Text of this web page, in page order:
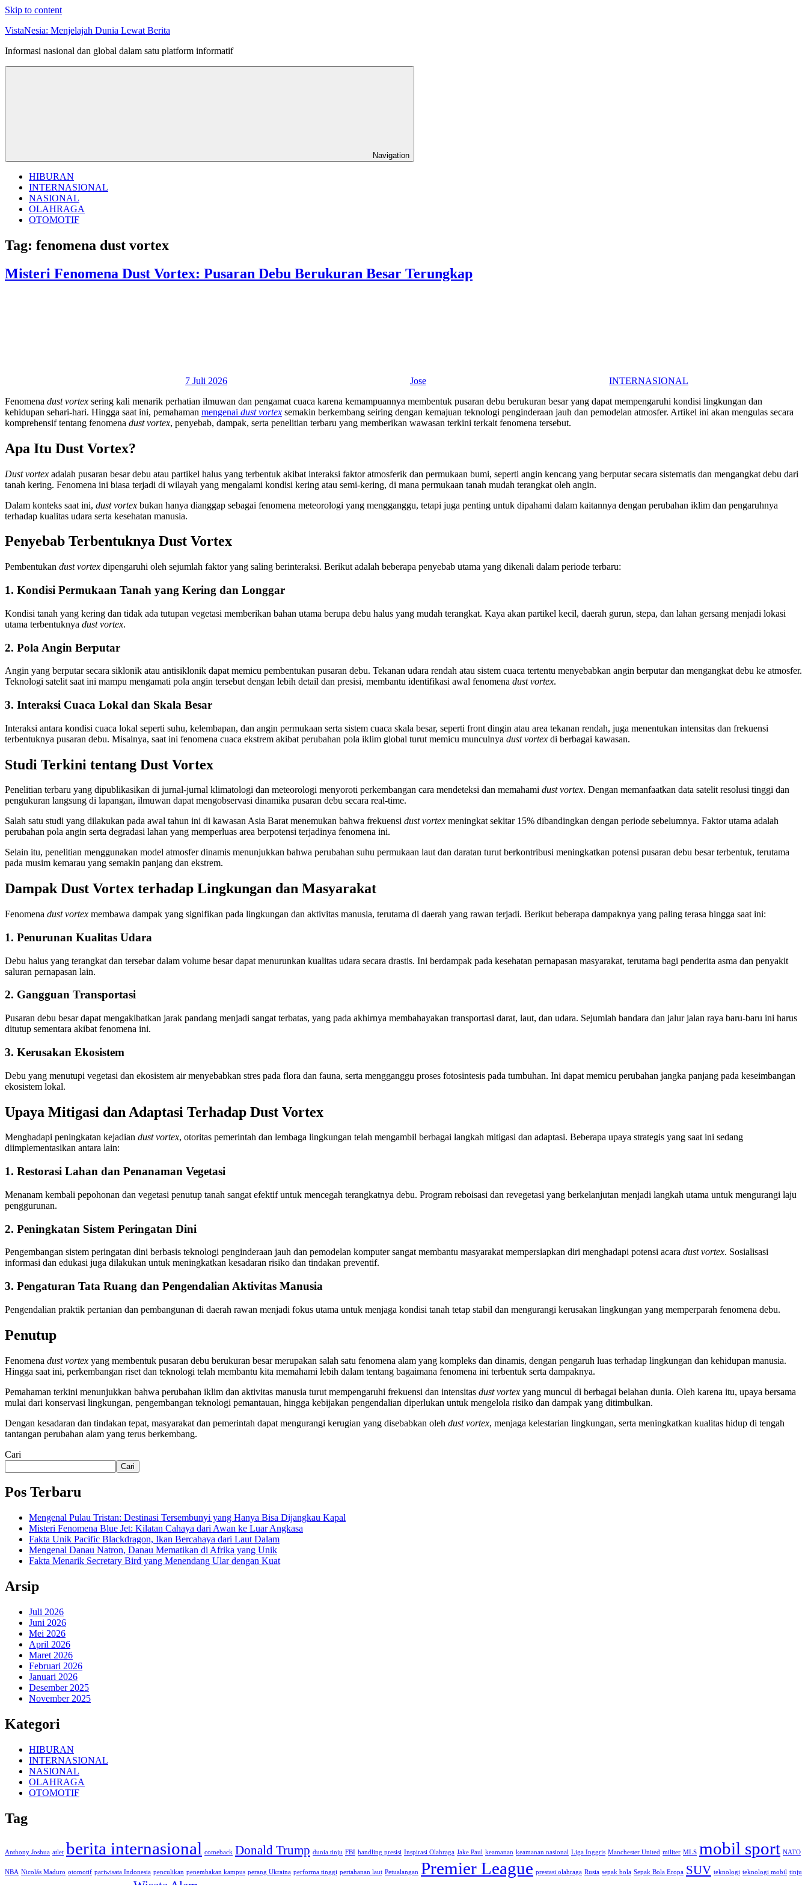
Skip to content
VistaNesia: Menjelajah Dunia Lewat Berita
Informasi nasional dan global dalam satu platform informatif
Navigation
HIBURAN
INTERNASIONAL
NASIONAL
OLAHRAGA
OTOMOTIF
Tag: fenomena dust vortex
Misteri Fenomena Dust Vortex: Pusaran Debu Berukuran Besar Terungkap
7 Juli 2026 Jose
INTERNASIONAL
Fenomena dust vortex sering kali menarik perhatian ilmuwan dan pengamat cuaca karena kemampuannya membentuk pusaran debu berukuran besar yang dapat mempengaruhi kondisi lingkungan dan
kehidupan sehari-hari. Hingga saat ini, pemahaman mengenai dust vortex semakin berkembang seiring dengan kemajuan teknologi penginderaan jauh dan pemodelan atmosfer. Artikel ini akan mengulas secara
komprehensif tentang fenomena dust vortex, penyebab, dampak, serta penelitian terbaru yang memberikan wawasan terkini terkait fenomena tersebut.
Apa Itu Dust Vortex?
Dust vortex adalah pusaran besar debu atau partikel halus yang terbentuk akibat interaksi faktor atmosferik dan permukaan bumi, seperti angin kencang yang berputar secara sistematis dan mengangkat debu dari
tanah kering. Fenomena ini biasa terjadi di wilayah yang mengalami kondisi kering atau semi-kering, di mana permukaan tanah mudah terangkat oleh angin.
Dalam konteks saat ini, dust vortex bukan hanya dianggap sebagai fenomena meteorologi yang mengganggu, tetapi juga penting untuk dipahami dalam kaitannya dengan perubahan iklim dan pengaruhnya
terhadap kualitas udara serta kesehatan manusia.
Penyebab Terbentuknya Dust Vortex
Pembentukan dust vortex dipengaruhi oleh sejumlah faktor yang saling berinteraksi. Berikut adalah beberapa penyebab utama yang dikenali dalam periode terbaru:
1. Kondisi Permukaan Tanah yang Kering dan Longgar
Kondisi tanah yang kering dan tidak ada tutupan vegetasi memberikan bahan utama berupa debu halus yang mudah terangkat. Kaya akan partikel kecil, daerah gurun, stepa, dan lahan gersang menjadi lokasi
utama terbentuknya dust vortex.
2. Pola Angin Berputar
Angin yang berputar secara siklonik atau antisiklonik dapat memicu pembentukan pusaran debu. Tekanan udara rendah atau sistem cuaca tertentu menyebabkan angin berputar dan mengangkat debu ke atmosfer.
Teknologi satelit saat ini mampu mengamati pola angin tersebut dengan lebih detail dan presisi, membantu identifikasi awal fenomena dust vortex.
3. Interaksi Cuaca Lokal dan Skala Besar
Interaksi antara kondisi cuaca lokal seperti suhu, kelembapan, dan angin permukaan serta sistem cuaca skala besar, seperti front dingin atau area tekanan rendah, juga menentukan intensitas dan frekuensi
terbentuknya pusaran debu. Misalnya, saat ini fenomena cuaca ekstrem akibat perubahan pola iklim global turut memicu munculnya dust vortex di berbagai kawasan.
Studi Terkini tentang Dust Vortex
Penelitian terbaru yang dipublikasikan di jurnal-jurnal klimatologi dan meteorologi menyoroti perkembangan cara mendeteksi dan memahami dust vortex. Dengan memanfaatkan data satelit resolusi tinggi dan
pengukuran langsung di lapangan, ilmuwan dapat mengobservasi dinamika pusaran debu secara real-time.
Salah satu studi yang dilakukan pada awal tahun ini di kawasan Asia Barat menemukan bahwa frekuensi dust vortex meningkat sekitar 15% dibandingkan dengan periode sebelumnya. Faktor utama adalah
perubahan pola angin serta degradasi lahan yang memperluas area berpotensi terjadinya fenomena ini.
Selain itu, penelitian menggunakan model atmosfer dinamis menunjukkan bahwa perubahan suhu permukaan laut dan daratan turut berkontribusi meningkatkan potensi pusaran debu besar terbentuk, terutama
pada musim kemarau yang semakin panjang dan ekstrem.
Dampak Dust Vortex terhadap Lingkungan dan Masyarakat
Fenomena dust vortex membawa dampak yang signifikan pada lingkungan dan aktivitas manusia, terutama di daerah yang rawan terjadi. Berikut beberapa dampaknya yang paling terasa hingga saat ini:
1. Penurunan Kualitas Udara
Debu halus yang terangkat dan tersebar dalam volume besar dapat menurunkan kualitas udara secara drastis. Ini berdampak pada kesehatan pernapasan masyarakat, terutama bagi penderita asma dan penyakit
saluran pernapasan lain.
2. Gangguan Transportasi
Pusaran debu besar dapat mengakibatkan jarak pandang menjadi sangat terbatas, yang pada akhirnya membahayakan transportasi darat, laut, dan udara. Sejumlah bandara dan jalur jalan raya baru-baru ini harus
ditutup sementara akibat fenomena ini.
3. Kerusakan Ekosistem
Debu yang menutupi vegetasi dan ekosistem air menyebabkan stres pada flora dan fauna, serta mengganggu proses fotosintesis pada tumbuhan. Ini dapat memicu perubahan jangka panjang pada keseimbangan
ekosistem lokal.
Upaya Mitigasi dan Adaptasi Terhadap Dust Vortex
Menghadapi peningkatan kejadian dust vortex, otoritas pemerintah dan lembaga lingkungan telah mengambil berbagai langkah mitigasi dan adaptasi. Beberapa upaya strategis yang saat ini sedang
diimplementasikan antara lain:
1. Restorasi Lahan dan Penanaman Vegetasi
Menanam kembali pepohonan dan vegetasi penutup tanah sangat efektif untuk mencegah terangkatnya debu. Program reboisasi dan revegetasi yang berkelanjutan menjadi langkah utama untuk mengurangi laju
penggurunan.
2. Peningkatan Sistem Peringatan Dini
Pengembangan sistem peringatan dini berbasis teknologi penginderaan jauh dan pemodelan komputer sangat membantu masyarakat mempersiapkan diri menghadapi potensi acara dust vortex. Sosialisasi
informasi dan edukasi juga dilakukan untuk meningkatkan kesadaran risiko dan tindakan preventif.
3. Pengaturan Tata Ruang dan Pengendalian Aktivitas Manusia
Pengendalian praktik pertanian dan pembangunan di daerah rawan menjadi fokus utama untuk menjaga kondisi tanah tetap stabil dan mengurangi kerusakan lingkungan yang memperparah fenomena debu.
Penutup
Fenomena dust vortex yang membentuk pusaran debu berukuran besar merupakan salah satu fenomena alam yang kompleks dan dinamis, dengan pengaruh luas terhadap lingkungan dan kehidupan manusia.
Hingga saat ini, perkembangan riset dan teknologi telah membantu kita memahami lebih dalam tentang bagaimana fenomena ini terbentuk serta dampaknya.
Pemahaman terkini menunjukkan bahwa perubahan iklim dan aktivitas manusia turut mempengaruhi frekuensi dan intensitas dust vortex yang muncul di berbagai belahan dunia. Oleh karena itu, upaya bersama
mulai dari konservasi lingkungan, pengembangan teknologi pemantauan, hingga kebijakan pengendalian diperlukan untuk mengelola risiko dan dampak yang ditimbulkan.
Dengan kesadaran dan tindakan tepat, masyarakat dan pemerintah dapat mengurangi kerugian yang disebabkan oleh dust vortex, menjaga kelestarian lingkungan, serta meningkatkan kualitas hidup di tengah
tantangan perubahan alam yang terus berkembang.
Cari
Cari
Pos Terbaru
Mengenal Pulau Tristan: Destinasi Tersembunyi yang Hanya Bisa Dijangkau Kapal
Misteri Fenomena Blue Jet: Kilatan Cahaya dari Awan ke Luar Angkasa
Fakta Unik Pacific Blackdragon, Ikan Bercahaya dari Laut Dalam
Mengenal Danau Natron, Danau Mematikan di Afrika yang Unik
Fakta Menarik Secretary Bird yang Menendang Ular dengan Kuat
Arsip
Juli 2026
Juni 2026
Mei 2026
April 2026
Maret 2026
Februari 2026
Januari 2026
Desember 2025
November 2025
Kategori
HIBURAN
INTERNASIONAL
NASIONAL
OLAHRAGA
OTOMOTIF
Tag
Anthony Joshua atlet berita internasional comeback Donald Trump dunia tinju FBI handling presisi Inspirasi Olahraga Jake Paul keamanan keamanan nasional Liga Inggris Manchester United militer MLS mobil sport NATO
NBA Nicolás Maduro otomotif pariwisata Indonesia penculikan penembakan kampus perang Ukraina performa tinggi pertahanan laut Petualangan Premier League prestasi olahraga Rusia sepak bola Sepak Bola Eropa SUV teknologi teknologi mobil tinju